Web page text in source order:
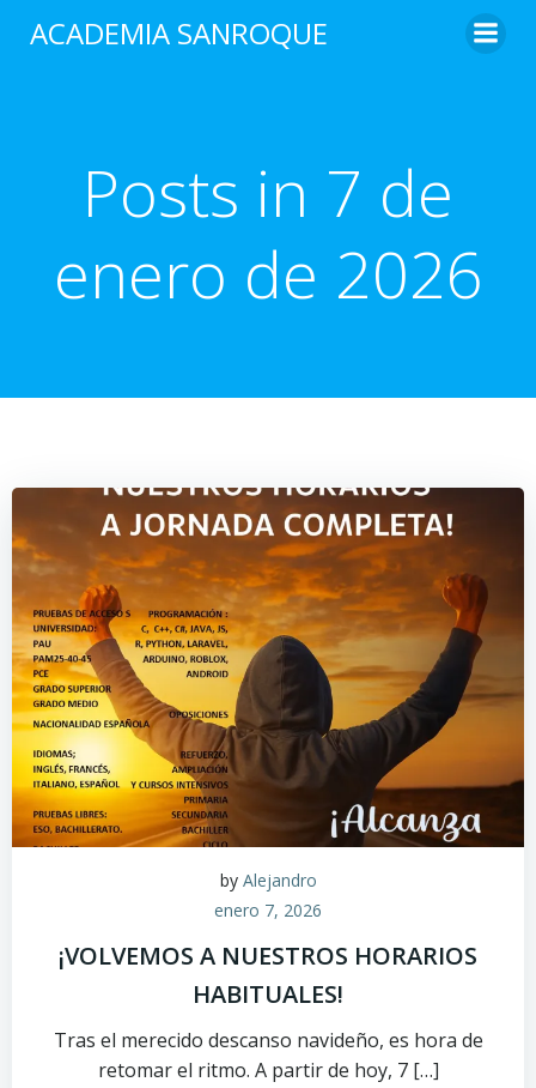
al
ACADEMIA SANROQUE
Posts in 7 de
enero de 2026
by Alejandro
enero 7, 2026
¡VOLVEMOS A NUESTROS HORARIOS
HABITUALES!
Tras el merecido descanso navideño, es hora de
retomar el ritmo. A partir de hoy, 7 […]